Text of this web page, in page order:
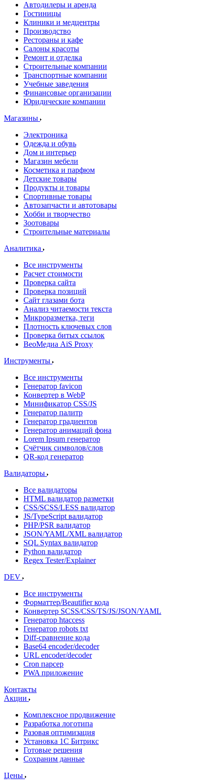
Автодилеры и аренда
Гостиницы
Клиники и медцентры
Производство
Рестораны и кафе
Салоны красоты
Ремонт и отделка
Строительные компании
Транспортные компании
Учебные заведения
Финансовые организации
Юридические компании
Магазины
Электроника
Одежда и обувь
Дом и интерьер
Магазин мебели
Косметика и парфюм
Детские товары
Продукты и товары
Спортивные товары
Автозапчасти и автотовары
Хобби и творчество
Зоотовары
Строительные материалы
Аналитика
Все инструменты
Расчет стоимости
Проверка сайта
Проверка позиций
Сайт глазами бота
Анализ читаемости текста
Микроразметка, теги
Плотность ключевых слов
Проверка битых ссылок
ВеоМедиа AiS Proxy
Инструменты
Все инструменты
Генератор favicon
Конвертер в WebP
Минификатор CSS/JS
Генератор палитр
Генератор градиентов
Генератор анимаций фона
Lorem Ipsum генератор
Счётчик символов/слов
QR-код генератор
Валидаторы
Все валидаторы
HTML валидатор разметки
CSS/SCSS/LESS валидатор
JS/TypeScript валидатор
PHP/PSR валидатор
JSON/YAML/XML валидатор
SQL Syntax валидатор
Python валидатор
Regex Tester/Explainer
DEV
Все инструменты
Форматтер/Beautifier кода
Конвертер SCSS/CSS/TS/JS/JSON/YAML
Генератор htaccess
Генератор robots txt
Diff-сравнение кода
Base64 encoder/decoder
URL encoder/decoder
Cron парсер
PWA приложение
Контакты
Акции
Комплексное продвижение
Разработка логотипа
Разовая оптимизация
Установка 1С Битрикс
Готовые решения
Сохраним данные
Цены